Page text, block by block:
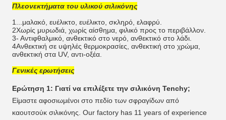
Πλεονεκτήματα του υλικού σιλικόνης
1...μαλακό, ευέλικτο, ευέλικτο, σκληρό, ελαφρύ.
2Χωρίς μυρωδιά, χωρίς αίσθημα, φιλικό προς το περιβάλλον.
3- Αντιφθαλμικό, ανθεκτικό στο νερό, ανθεκτικό στο λάδι.
4Ανθεκτική σε υψηλές θερμοκρασίες, ανθεκτική στο χρώμα,
ανθεκτική στα UV, αντι-οξέα.
Γενικές ερωτήσεις
Ερώτηση 1: Γιατί να επιλέξετε την σιλικόνη Tenchy;
Είμαστε αφοσιωμένοι στο πεδίο των σφραγίδων από
καουτσούκ σιλικόνης. Our factory has 11 years of experience